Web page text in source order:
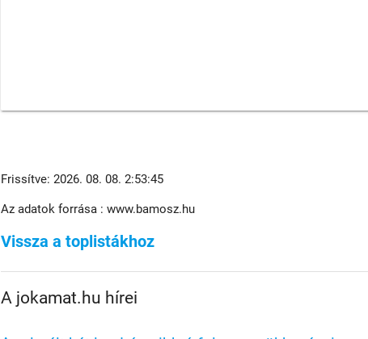
Frissítve: 2026. 08. 08. 2:53:45
Az adatok forrása : www.bamosz.hu
Vissza a toplistákhoz
A jokamat.hu hírei